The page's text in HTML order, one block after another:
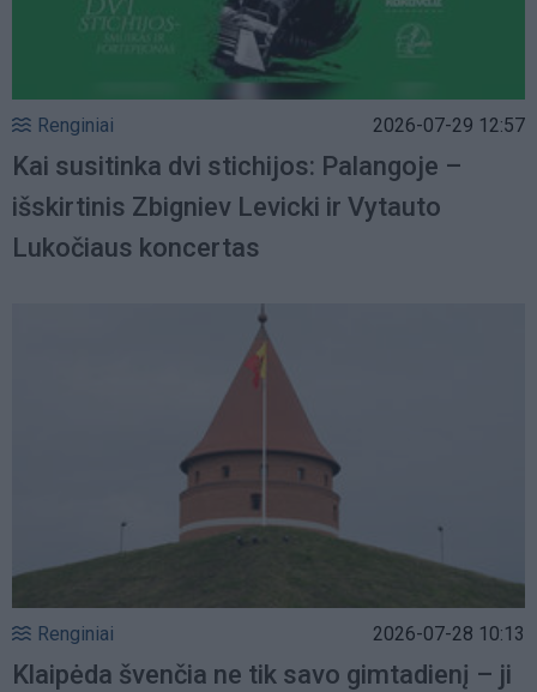
Renginiai 2026-07-29 12:57
Kai susitinka dvi stichijos: Palangoje –
išskirtinis Zbigniev Levicki ir Vytauto
Lukočiaus koncertas
Renginiai 2026-07-28 10:13
Klaipėda švenčia ne tik savo gimtadienį – ji